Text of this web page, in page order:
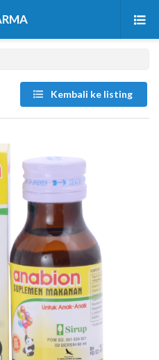
Produk
Tentang Kami
Kembali ke listing